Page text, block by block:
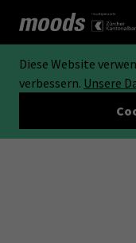
Diese Website
verbessern. Unsere